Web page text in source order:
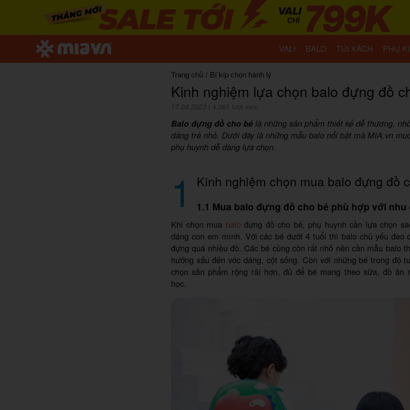
VALI BALO TÚI XÁCH PHỤ
Trang chủ / Bí kíp chọn hành lý
Kinh nghiệm lựa chọn balo đựng đồ
17.04.2023 4,061 lượt xem
Balo đựng đồ cho bé là những sản phẩm thiết kế dễ thương,
dáng trẻ nhỏ. Dưới đây là những mẫu balo nổi bật mà MIA.vn
phụ huynh dễ dàng lựa chọn.
1 Kinh nghiệm chọn mua balo đựng đồ
1.1 Mua balo đựng đồ cho bé phù hợp với
Khi chọn mua balo đựng đồ cho bé, phụ huynh cần lựa chọn
dáng con em mình. Với các bé dưới 4 tuổi thì balo chủ yếu đeo
đựng quá nhiều đồ. Các bé cũng còn rất nhỏ nên cần mẫu balo
hưởng xấu đến vóc dáng, cột sống. Còn với những bé trong độ
chọn sản phẩm rộng rãi hơn, đủ để bé mang theo sữa, đồ ăn
học.